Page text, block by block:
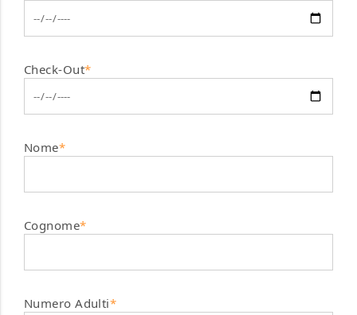
Check-Out*
Nome*
Cognome*
Numero Adulti*